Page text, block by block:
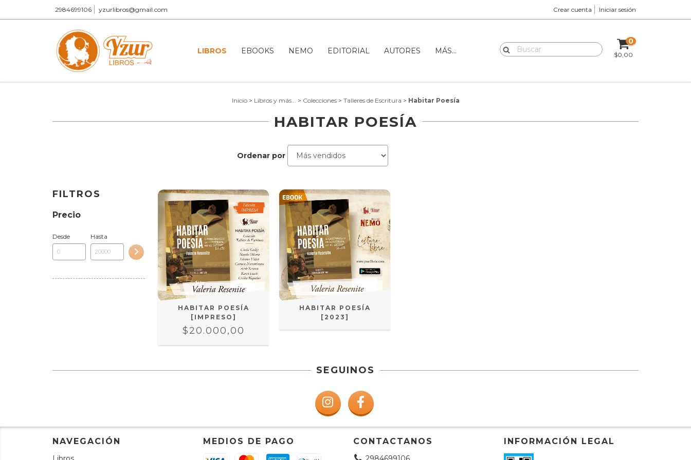
2984699106 yzurlibros@gmail.com Crear cuenta Iniciar sesión
LIBROS EBOOKS NEMO EDITORIAL AUTORES MÁS...
0
$0,00
Inicio > Libros y más... > Colecciones > Talleres de Escritura > Habitar Poesía
HABITAR POESÍA
Ordenar por
FILTROS
Precio
Desde Hasta
HABITAR POESÍA
[IMPRESO]
$20.000,00
HABITAR POESÍA
[2023]
SEGUINOS
NAVEGACIÓN MEDIOS DE PAGO CONTACTANOS INFORMACIÓN LEGAL